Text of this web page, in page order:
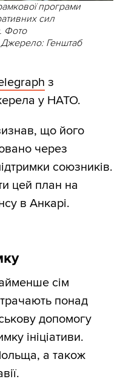
програми
сил
Фото
Джерело: Генштаб
з
у НАТО.
що його
через
союзників.
цей план на
в Анкарі.
сім
понад
допомогу
ініціативи.
а також